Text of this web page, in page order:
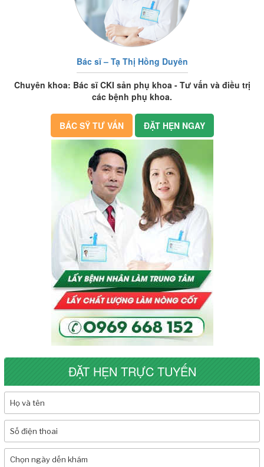
Bác sĩ – Tạ Thị Hồng Duyên
Chuyên khoa: Bác sĩ CKI sản phụ khoa - Tư vấn và điều trị
các bệnh phụ khoa.
BÁC SỸ TƯ VẤN ĐẶT HẸN NGAY
ĐẶT HẸN TRỰC TUYẾN